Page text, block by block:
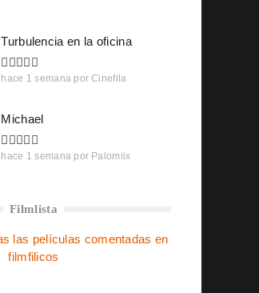
Turbulencia en la oficina
hace 1 semana por Cinefila
Michael
hace 1 semana por Palomiix
Filmlista